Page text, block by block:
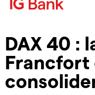
DAX 40 :
Francfort